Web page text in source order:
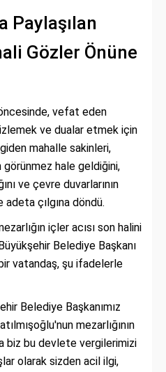
Paylaşılan
Gözler Önüne
vefat eden
ve dualar etmek için
giden mahalle sakinleri,
görünmez hale geldiğini,
ve çevre duvarlarının
adeta çılgına döndü.
içler acısı son halini
Belediye Başkanı
vatandaş, şu ifadelerle
Belediye Başkanımız
mezarlığının
biz bu devlete vergilerimizi
olarak sizden acil ilgi,